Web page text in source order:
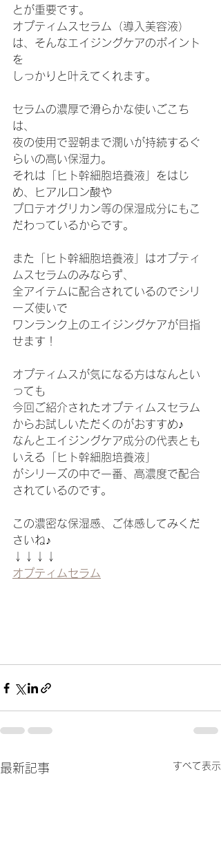
とが重要です。
オプティムスセラム（導入美容液）
は、そんなエイジングケアのポイント
を
しっかりと叶えてくれます。
セラムの濃厚で滑らかな使いごこち
は、
夜の使用で翌朝まで潤いが持続するぐ
らいの高い保湿力。
それは「ヒト幹細胞培養液」をはじ
め、ヒアルロン酸や
プロテオグリカン等の保湿成分にもこ
だわっているからです。
また「ヒト幹細胞培養液」はオプティ
ムスセラムのみならず、
全アイテムに配合されているのでシリ
ーズ使いで
ワンランク上のエイジングケアが目指
せます！
オプティムスが気になる方はなんとい
っても
今回ご紹介されたオプティムスセラム
からお試しいただくのがおすすめ♪
なんとエイジングケア成分の代表とも
いえる「ヒト幹細胞培養液」
がシリーズの中で一番、高濃度で配合
されているのです。
この濃密な保湿感、ご体感してみくだ
さいね♪
↓↓↓↓
オプティムセラム
最新記事 すべて表示